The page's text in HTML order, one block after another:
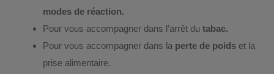
modes de réaction.
Pour vous accompagner dans l’arrêt du tabac.
Pour vous accompagner dans la perte de poids et la
prise alimentaire.